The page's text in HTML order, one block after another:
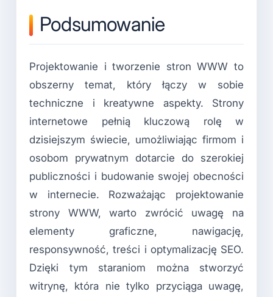
Podsumowanie
Projektowanie i tworzenie stron WWW to
obszerny temat, który łączy w sobie
techniczne i kreatywne aspekty. Strony
internetowe pełnią kluczową rolę w
dzisiejszym świecie, umożliwiając firmom i
osobom prywatnym dotarcie do szerokiej
publiczności i budowanie swojej obecności
w internecie. Rozważając projektowanie
strony WWW, warto zwrócić uwagę na
elementy graficzne, nawigację,
responsywność, treści i optymalizację SEO.
Dzięki tym staraniom można stworzyć
witrynę, która nie tylko przyciąga uwagę,